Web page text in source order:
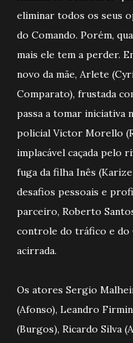
eliminar todos os seus
do Comando. Porém,
mais ele tem a perder.
novo da mãe, Arlete
Comparato), frustada
passa a tomar iniciativa
policial Victor Morello
implacável caçada pelo
fuga da filha Inês
desafios pessoais e
parceiro, Roberto
controle do tráfico e do
acirrada.
Os atores Sergio
(Afonso), Leandro
(Burgos), Ricardo Silva